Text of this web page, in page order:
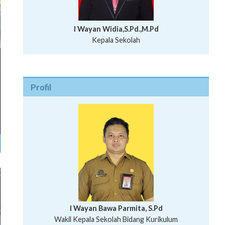
I Wayan Widia,S.Pd.,M.Pd
Kepala Sekolah
Profil
I Wayan Bawa Parmita, S.Pd
Wakil Kepala Sekolah Bidang Kurikulum
I Wayan Gede Aditya Pratita, S.Pd., M.Sn
Ni Wayan Nopi Sutantri, S.Pd.